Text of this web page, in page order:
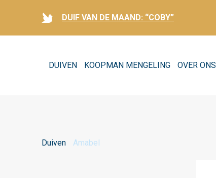
DUIF VAN DE MAAND: “COBY”
DUIVEN KOOPMAN MENGELING OVER ONS
Duiven Amabel